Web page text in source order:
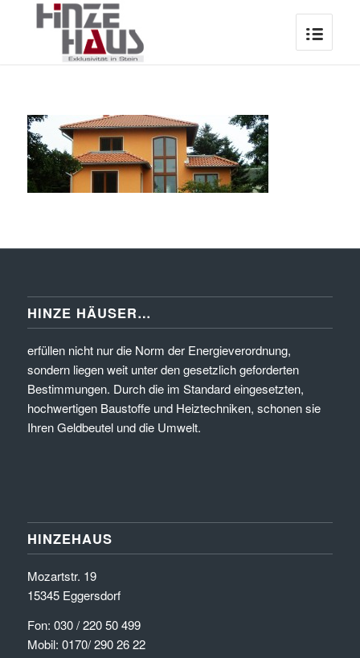
HINZE HÄUSER…
erfüllen nicht nur die Norm der Energieverordnung,
sondern liegen weit unter den gesetzlich geforderten
Bestimmungen. Durch die im Standard eingesetzten,
hochwertigen Baustoffe und Heiztechniken, schonen sie
Ihren Geldbeutel und die Umwelt.
HINZEHAUS
Mozartstr. 19
15345 Eggersdorf
Fon: 030 / 220 50 499
Mobil: 0170/ 290 26 22